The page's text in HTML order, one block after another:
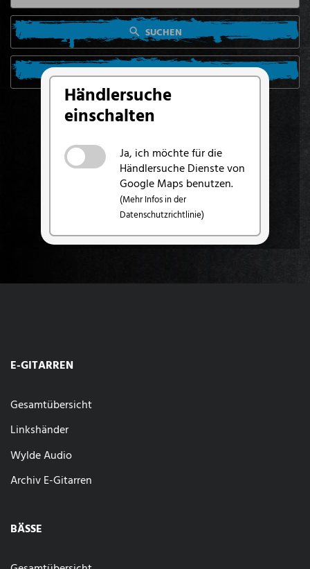
Händlersuche
einschalten
Ja, ich möchte für die
Händlersuche Dienste von
Google Maps benutzen.
(Mehr Infos in der
Datenschutzrichtlinie)
SUCHEN
SUCHE VON MEINEM STANDORT AUS
E-GITARREN
Gesamtübersicht
Linkshänder
Wylde Audio
Archiv E-Gitarren
BÄSSE